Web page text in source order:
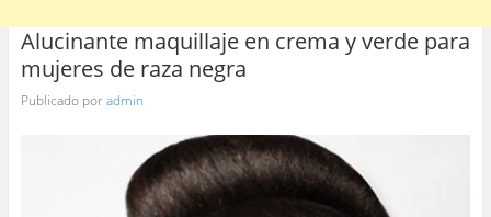
Alucinante maquillaje en crema y verde para
mujeres de raza negra
Publicado poradmin